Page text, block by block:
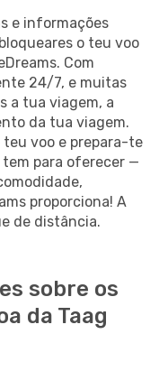
e informações
o teu voo
Com
24/7, e muitas
a tua viagem, a
da tua viagem.
teu voo e prepara-te
tem para oferecer —
proporciona! A
de distância.
sobre os
da Taag